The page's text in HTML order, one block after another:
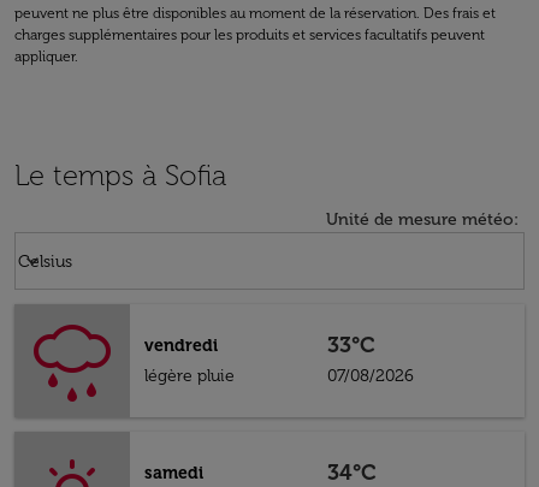
peuvent ne plus être disponibles au moment de la réservation. Des frais et
charges supplémentaires pour les produits et services facultatifs peuvent
appliquer.
Le temps à Sofia
Unité de mesure météo:
Celsius
keyboard_arrow_down
vendredi
légère pluie
33°C
07/08/2026
samedi
34°C